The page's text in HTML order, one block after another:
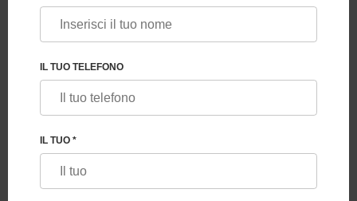
CRISI NEL MERCATO DELLA MATERNITÀ
IL TUO TELEFONO
IL TUO *